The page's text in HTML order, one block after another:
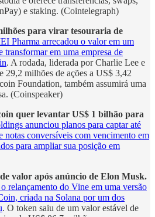
e staking. (Cointelegraph)
para virar tesouraria de
Pharma arrecadou o valor em um
transformar em uma empresa de
. A rodada, liderada por Charlie Lee e
29,2 milhões de ações a US$ 3,42
Foundation, também assumirá uma
(Coinspeaker)
quer levantar US$ 1 bilhão para
anunciou planos para captar até
notas conversíveis com vencimento em
para ampliar sua posição em
valor após anúncio de Elon Musk.
relançamento do Vine em uma versão
criada na Solana por um dos
. O token saiu de um valor estável de